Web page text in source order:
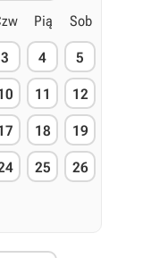
Pią Sob
3 4 5
11 12
18 19
25 26